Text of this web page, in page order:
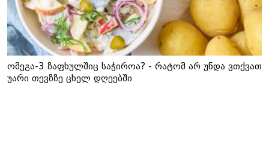
ომეგა-3 ზაფხულშიც საჭიროა? - რატომ არ უნდა ვთქვათ
უარი თევზზე ცხელ დღეებში